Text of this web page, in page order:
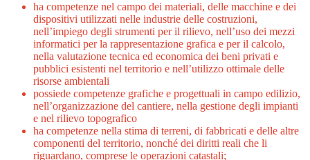
ha competenze nel campo dei materiali, delle macchine e dei
dispositivi utilizzati nelle industrie delle costruzioni,
nell’impiego degli strumenti per il rilievo, nell’uso dei mezzi
informatici per la rappresentazione grafica e per il calcolo,
nella valutazione tecnica ed economica dei beni privati e
pubblici esistenti nel territorio e nell’utilizzo ottimale delle
risorse ambientali
possiede competenze grafiche e progettuali in campo edilizio,
nell’organizzazione del cantiere, nella gestione degli impianti
e nel rilievo topografico
ha competenze nella stima di terreni, di fabbricati e delle altre
componenti del territorio, nonché dei diritti reali che li
riguardano, comprese le operazioni catastali;